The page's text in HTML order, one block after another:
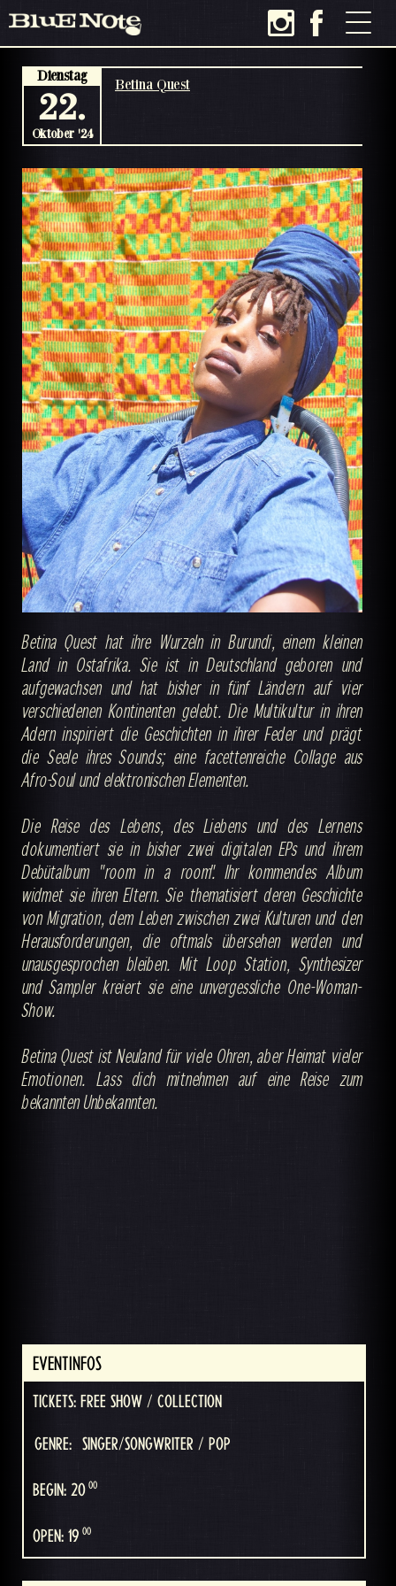
Betina Quest
Betina Quest hat ihre Wurzeln in Burundi, einem kleinen
Land in Ostafrika. Sie ist in Deutschland geboren und
aufgewachsen und hat bisher in fünf Ländern auf vier
verschiedenen Kontinenten gelebt. Die Multikultur in ihren
Adern inspiriert die Geschichten in ihrer Feder und prägt
die Seele ihres Sounds; eine facettenreiche Collage aus
Afro-Soul und elektronischen Elementen.
Die Reise des Lebens, des Liebens und des Lernens
dokumentiert sie in bisher zwei digitalen EPs und ihrem
Debütalbum "room in a room". Ihr kommendes Album
widmet sie ihren Eltern. Sie thematisiert deren Geschichte
von Migration, dem Leben zwischen zwei Kulturen und den
Herausforderungen, die oftmals übersehen werden und
unausgesprochen bleiben. Mit Loop Station, Synthesizer
und Sampler kreiert sie eine unvergessliche One-Woman-
Show.
Betina Quest ist Neuland für viele Ohren, aber Heimat vieler
Emotionen. Lass dich mitnehmen auf eine Reise zum
bekannten Unbekannten.
Dienstag
22.
Oktober '24
EVENTINFOS
TICKETS: FREE SHOW / COLLECTION
GENRE: SINGER/SONGWRITER / POP
BEGIN: 20 00
OPEN: 19 00